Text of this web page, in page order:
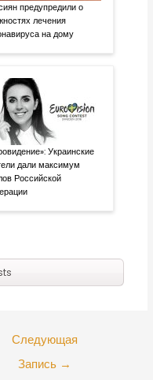
предупредили о
лечения
на дому
Украинские
дали максимум
Российской
Следующая
Запись →